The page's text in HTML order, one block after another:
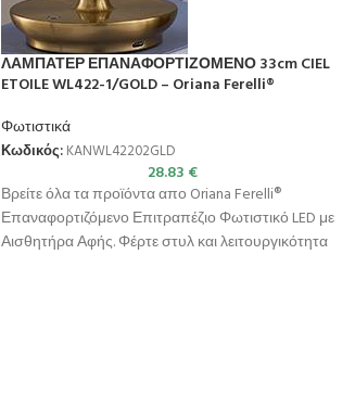
ΛΑΜΠΑΤΕΡ ΕΠΑΝΑΦΟΡΤΙΖΟΜΕΝΟ 33cm CIEL
ETOILE WL422-1/GOLD – Oriana Ferelli®
Φωτιστικά
Κωδικός: KANWL42202GLD
28.83 €
Βρείτε όλα τα προϊόντα απο Oriana Ferelli®
Επαναφορτιζόμενο Επιτραπέζιο Φωτιστικό LED με
Αισθητήρα Αφής. Φέρτε στυλ και λειτουργικότητα